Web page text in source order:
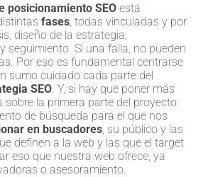
posicionamiento SEO está
fases, todas vinculadas y por
diseño de la estrategia,
seguimiento. Si una falla, no pueden
Por eso es fundamental centrarse
sumo cuidado cada parte del
SEO. Y, si hay que poner más
sobre la primera parte del proyecto:
de búsqueda para el que nos
en buscadores, su público y las
definen a la web y las que el target
eso que nuestra web ofrece, ya
o asesoramiento.